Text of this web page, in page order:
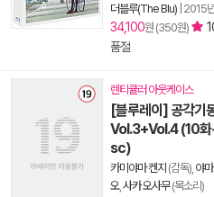
더블루(The Blu) 2015
34,100원 (350원)
품절
렌티큘러 아웃케이스
[블루레이] 공각기
Vol.3+Vol.4 (10화
sc)
카미야마 켄지 (감독), 야
오, 사카 오사무(목소리)